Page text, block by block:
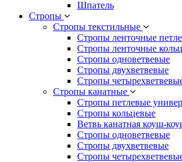
Шпатель
Стропы
Стропы текстильные
Стропы ленточные
Стропы ленточные
Стропы одноветвевые
Стропы двухветвевые
Стропы
Стропы канатные
Стропы петлевые
Стропы кольцевые
Ветвь канатная коуш-
Стропы одноветвевые
Стропы двухветвевые
Стропы